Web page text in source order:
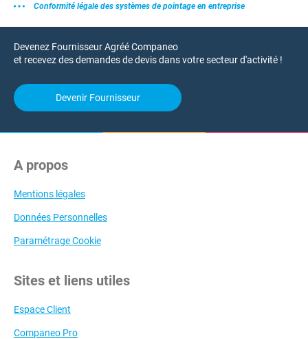
Conformité légale des systèmes de pointage en entreprise
Devenez Fournisseur Agréé Companeo
et recevez des demandes de devis dans votre secteur d'activité !
Devenir Fournisseur
A propos
Mentions légales
Données Personnelles
Paramétrage Cookie
Sites et liens utiles
Espace Client
Companeo Pro